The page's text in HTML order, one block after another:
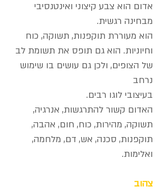
אדום הוא צבע קיצוני ואינטנסיבי
מבחינה רגשית.
הוא מעוררת תוקפנות, תשוקה, כוח
וחיוניות. הוא גם תופס את תשומת לב
של הצופים, ולכן גם עושים בו שימוש
נרחב
בעיצובי לוגו רבים.
האדום קשור להתרגשות, אנרגיה,
תשוקה, מהירות, כוח, חום, אהבה,
תוקפנות, סכנה, אש, דם, מלחמה,
ואלימות.
צהוב